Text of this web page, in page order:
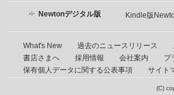
Newtonデジタル版 Kindle版
What's New 過去のニュースリリース
書店さまへ
採用情報 会社案内
プ
保有個人データに関する公表事項
サイト
(C)